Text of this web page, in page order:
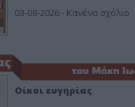
03-08-2026 - Κανένα σχόλιο
Οίκοι ευγηρίας